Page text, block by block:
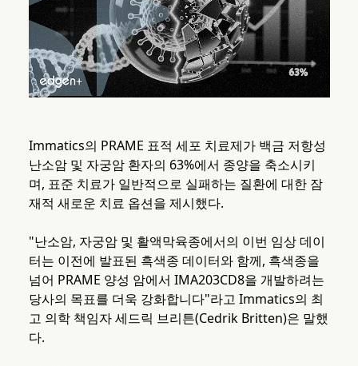
Immatics의 PRAME 표적 세포 치료제가 백금 저항성
난소암 및 자궁암 환자의 63%에서 종양을 축소시키
며, 표준 치료가 일반적으로 실패하는 질환에 대한 잠
재적 새로운 치료 옵션을 제시했다.
"난소암, 자궁암 및 활액막육종에서의 이번 임상 데이
터는 이전에 발표된 흑색종 데이터와 함께, 흑색종을
넘어 PRAME 양성 암에서 IMA203CD8을 개발하려는
당사의 목표를 더욱 강화합니다"라고 Immatics의 최
고 의학 책임자 세드릭 브리튼(Cedrik Britten)은 말했
다.